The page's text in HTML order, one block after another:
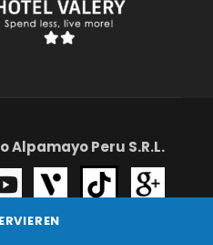
Alpamayo Peru S.R.L.
2025 | Webdesign von